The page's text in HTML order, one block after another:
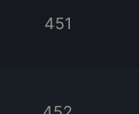
451